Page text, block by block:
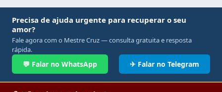
Precisa de ajuda urgente para recuperar o seu
amor?
Fale agora com o Mestre Cruz — consulta gratuita e resposta
rápida.
💬 Falar no WhatsApp ✈ Falar no Telegram